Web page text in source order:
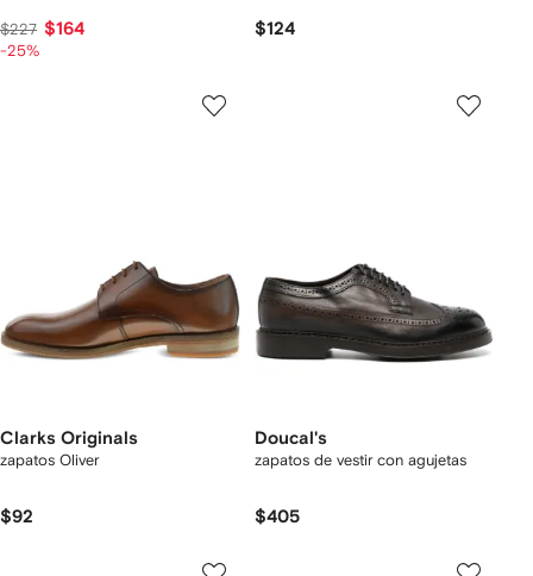
$227 $164
-25%
$124
Clarks Originals
zapatos Oliver
$92
Doucal's
zapatos de vestir con agujetas
$405